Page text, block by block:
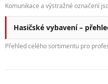
Komunikace a výstražné označení
Hasičské vybavení –
Přehled celého sortimentu pro